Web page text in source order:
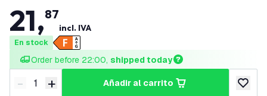
21,87
incl. IVA
En stock
Order before 22:00, shipped today
Disminuir cantidad
- Aumentar cantidad
+ añadir al carrito
añadir